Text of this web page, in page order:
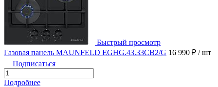
Быстрый просмотр
Газовая панель MAUNFELD EGHG.43.33CB2/G 16 990 ₽ / шт
Подписаться
Подробнее